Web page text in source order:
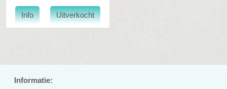
Informatie: